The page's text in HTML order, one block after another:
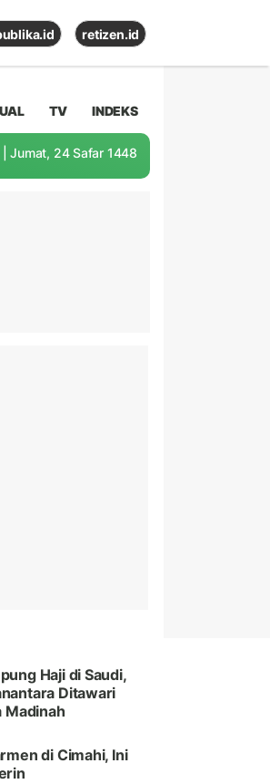
retizen.id
TV INDEKS
| Jumat, 24 Safar 1448
Haji di Saudi,
Ditawari
Madinah
di Cimahi, Ini